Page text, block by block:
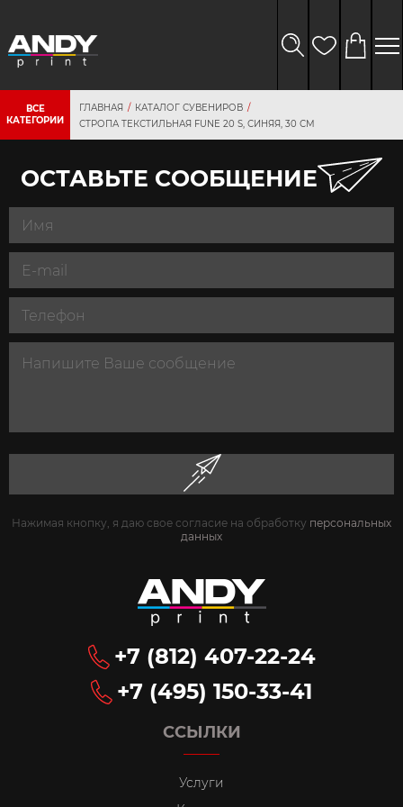
ВСЕ
КАТЕГОРИИ
ГЛАВНАЯ
КАТАЛОГ СУВЕНИРОВ
СТРОПА ТЕКСТИЛЬНАЯ FUNE 20 S, СИНЯЯ, 30 СМ
ОСТАВЬТЕ СООБЩЕНИЕ
Нажимая кнопку, я даю свое согласие на обработку персональных
данных
ССЫЛКИ
Услуги
+7 (812) 407-22-24
+7 (495) 150-33-41
данных